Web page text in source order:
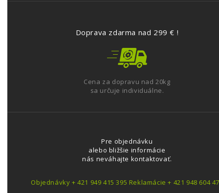
Doprava zdarma nad 299 € !
Cena za dopravu nad 20kg
sa určuje individuálne.
Pre objednávku
alebo bližšie informácie
nás neváhajte kontaktovať.
Objednávky + 421 949 415 395 Reklamácie + 421 948 604